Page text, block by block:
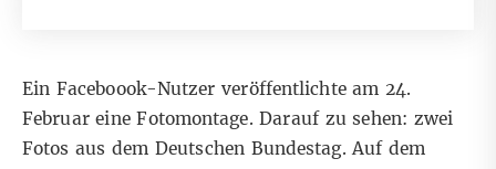
Ein Faceboook-Nutzer veröffentlichte am 24.
Februar eine Fotomontage. Darauf zu sehen: zwei
Fotos aus dem Deutschen Bundestag. Auf dem